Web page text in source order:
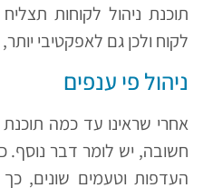
תוכנת ניהול לקוחות
לקוח ולכן גם לאפקטיבי יותר,
ניהול פי ענפים
אחרי שראינו עד כמה תוכנת
חשובה, יש לומר דבר נוסף.
העדפות וטעמים שונים,